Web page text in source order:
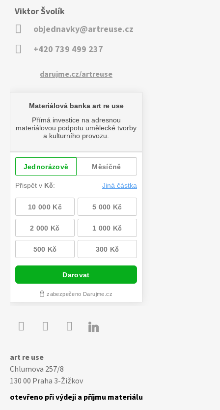
Viktor Švolík
objednavky@artreuse.cz
+420 739 499 237
darujme.cz/artreuse

art re use
Chlumova 257/8
130 00 Praha 3-Žižkov
otevřeno při výdeji a příjmu materiálu